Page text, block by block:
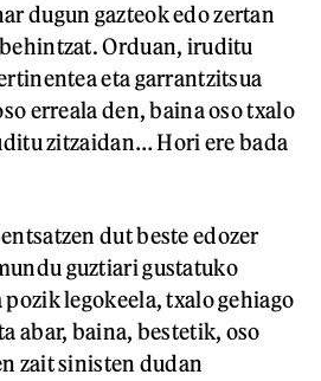
dugun gazteok edo zertan
Orduan, iruditu
eta garrantzitsua
erreala den, baina oso txalo
zitzaidan… Hori ere bada
dut beste edozer
guztiari gustatuko
legokeela, txalo gehiago
abar, baina, bestetik, oso
zait sinisten dudan